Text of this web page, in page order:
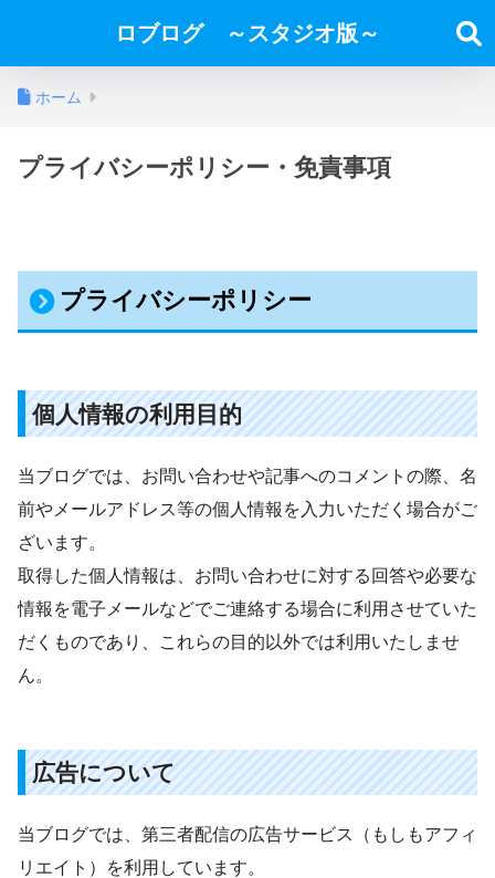
ロブログ ～スタジオ版～
ホーム
プライバシーポリシー・免責事項
プライバシーポリシー
個人情報の利用目的
当ブログでは、お問い合わせや記事へのコメントの際、名
前やメールアドレス等の個人情報を入力いただく場合がご
ざいます。
取得した個人情報は、お問い合わせに対する回答や必要な
情報を電子メールなどでご連絡する場合に利用させていた
だくものであり、これらの目的以外では利用いたしませ
ん。
広告について
当ブログでは、第三者配信の広告サービス（もしもアフィ
リエイト）を利用しています。